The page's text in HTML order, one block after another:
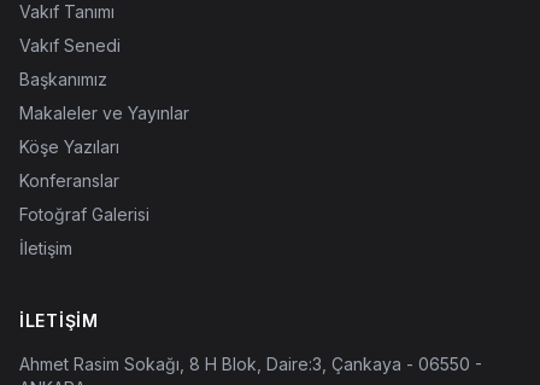
Vakıf Tanımı
Vakıf Senedi
Başkanımız
Makaleler ve Yayınlar
Köşe Yazıları
Konferanslar
Fotoğraf Galerisi
İletişim
İLETIŞIM
Ahmet Rasim Sokağı, 8 H Blok, Daire:3, Çankaya - 06550 -